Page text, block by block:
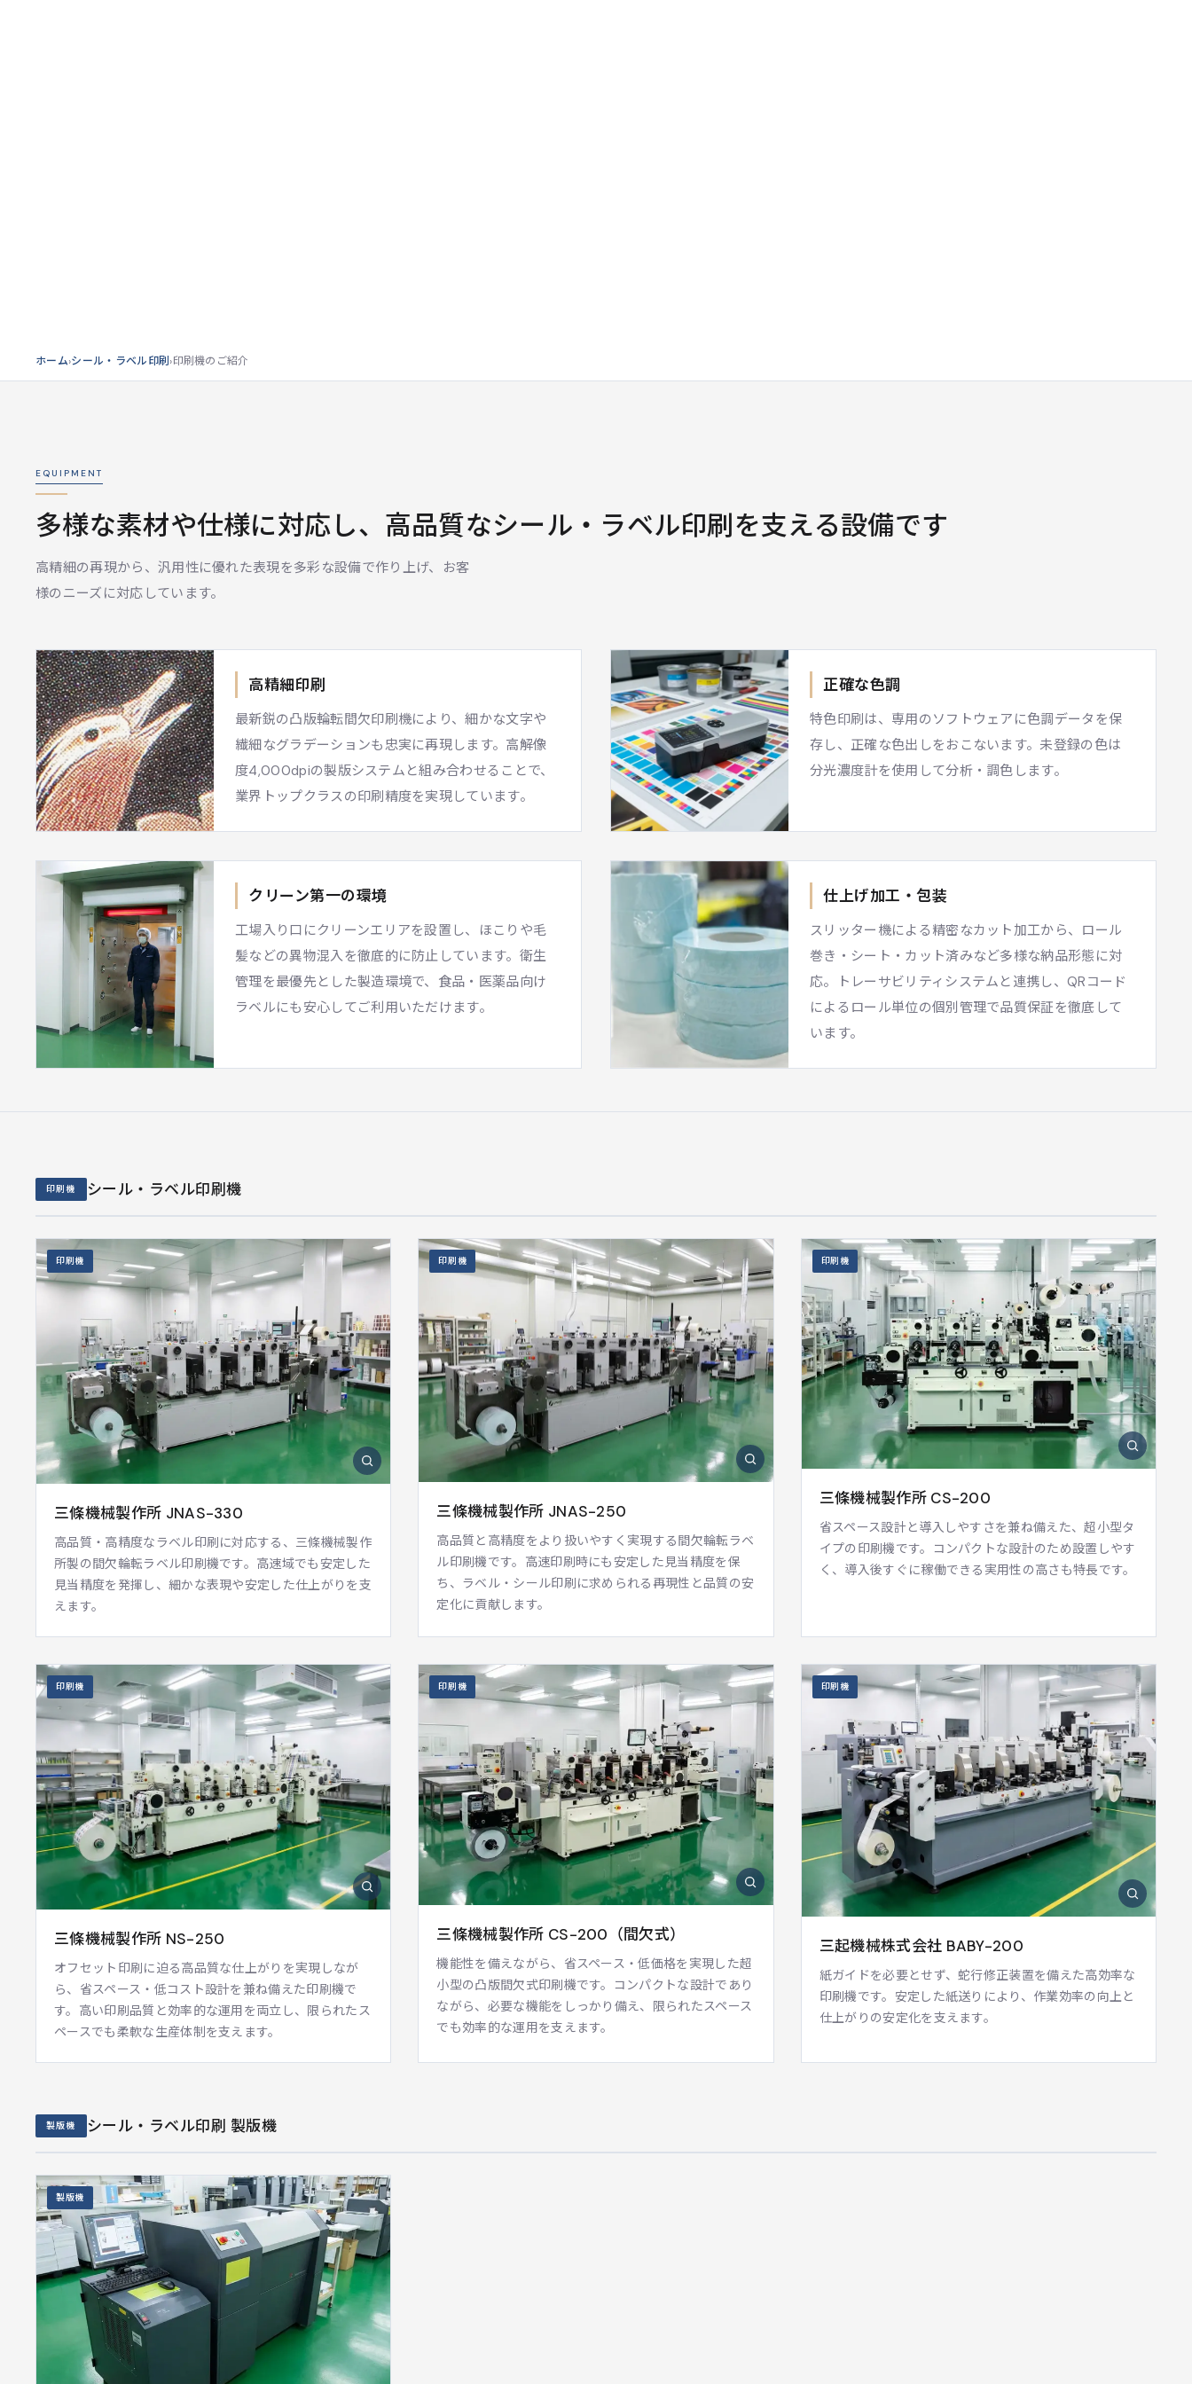
ホーム›シール・ラベル印刷›印刷機のご紹介
EQUIPMENT
多様な素材や仕様に対応し、高品質なシール・ラベル印刷を支える設備です
高精細の再現から、汎用性に優れた表現を多彩な設備で作り上げ、お客
様のニーズに対応しています。
高精細印刷
最新鋭の凸版輪転間欠印刷機により、細かな文字や
繊細なグラデーションも忠実に再現します。高解像
度4,000dpiの製版システムと組み合わせることで、
業界トップクラスの印刷精度を実現しています。
正確な色調
特色印刷は、専用のソフトウェアに色調データを保
存し、正確な色出しをおこないます。未登録の色は
分光濃度計を使用して分析・調色します。
クリーン第一の環境
工場入り口にクリーンエリアを設置し、ほこりや毛
髪などの異物混入を徹底的に防止しています。衛生
管理を最優先とした製造環境で、食品・医薬品向け
ラベルにも安心してご利用いただけます。
仕上げ加工・包装
スリッター機による精密なカット加工から、ロール
巻き・シート・カット済みなど多様な納品形態に対
応。トレーサビリティシステムと連携し、QRコード
によるロール単位の個別管理で品質保証を徹底して
います。
印刷機 シール・ラベル印刷機
印刷機
三條機械製作所 JNAS-330
高品質・高精度なラベル印刷に対応する、三條機械製作
所製の間欠輪転ラベル印刷機です。高速域でも安定した
見当精度を発揮し、細かな表現や安定した仕上がりを支
えます。
印刷機
三條機械製作所 JNAS-250
高品質と高精度をより扱いやすく実現する間欠輪転ラベ
ル印刷機です。高速印刷時にも安定した見当精度を保
ち、ラベル・シール印刷に求められる再現性と品質の安
定化に貢献します。
印刷機
三條機械製作所 CS-200
省スペース設計と導入しやすさを兼ね備えた、超小型タ
イプの印刷機です。コンパクトな設計のため設置しやす
く、導入後すぐに稼働できる実用性の高さも特長です。
印刷機
三條機械製作所 NS-250
オフセット印刷に迫る高品質な仕上がりを実現しなが
ら、省スペース・低コスト設計を兼ね備えた印刷機で
す。高い印刷品質と効率的な運用を両立し、限られたス
ペースでも柔軟な生産体制を支えます。
印刷機
三條機械製作所 CS-200（間欠式）
機能性を備えながら、省スペース・低価格を実現した超
小型の凸版間欠式印刷機です。コンパクトな設計であり
ながら、必要な機能をしっかり備え、限られたスペース
でも効率的な運用を支えます。
印刷機
三起機械株式会社 BABY-200
紙ガイドを必要とせず、蛇行修正装置を備えた高効率な
印刷機です。安定した紙送りにより、作業効率の向上と
仕上がりの安定化を支えます。
製版機 シール・ラベル印刷 製版機
製版機